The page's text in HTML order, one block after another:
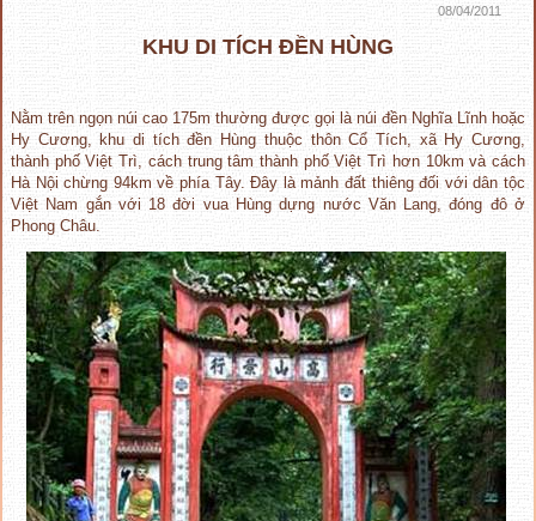
08/04/2011
KHU DI TÍCH ĐỀN HÙNG
Nằm trên ngọn núi cao 175m thường được gọi là núi đền Nghĩa Lĩnh hoặc
Hy Cương, khu di tích đền Hùng thuộc thôn Cổ Tích, xã Hy Cương,
thành phố Việt Trì, cách trung tâm thành phố Việt Trì hơn 10km và cách
Hà Nội chừng 94km về phía Tây. Đây là mảnh đất thiêng đối với dân tộc
Việt Nam gắn với 18 đời vua Hùng dựng nước Văn Lang, đóng đô ở
Phong Châu.